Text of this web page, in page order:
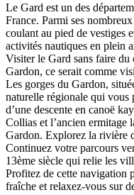
Le Gard est un des
France. Parmi ses
coulant au pied de vestiges
activités nautiques en plein
Visiter le Gard sans faire du
Gardon, ce serait comme
Les gorges du Gardon,
naturelle régionale qui vous
d’une descente en canoë
Collias et l’ancien ermitage
Gardon. Explorez la rivière
Continuez votre parcours
13ème siècle qui relie les
Profitez de cette navigation
fraîche et relaxez-vous sur